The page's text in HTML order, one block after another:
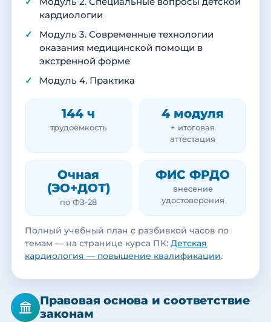
кардиологии
Модуль 3. Современные технологии
оказания медицинской помощи в
экстренной форме
Модуль 4. Практика
144 ч
трудоёмкость
4 модуля
+ итоговая
аттестация
Очная
(ЭО+ДОТ)
по ФЗ-28
ФИС ФРДО
внесение
удостоверения
Полный учебный план с разбивкой часов по
темам — на странице курса ПК: Детская
кардиология — повышение квалификации.
Правовая основа и соответствие
законам